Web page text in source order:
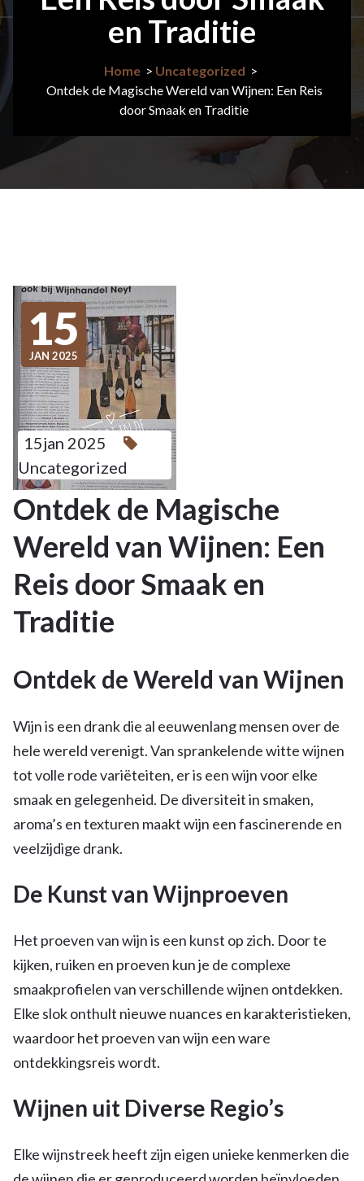
en Traditie
Home > Uncategorized >
Ontdek de Magische Wereld van Wijnen: Een Reis
door Smaak en Traditie
15
JAN 2025
15jan 2025
Uncategorized
Ontdek de Magische
Wereld van Wijnen: Een
Reis door Smaak en
Traditie
Ontdek de Wereld van Wijnen
Wijn is een drank die al eeuwenlang mensen over de
hele wereld verenigt. Van sprankelende witte wijnen
tot volle rode variëteiten, er is een wijn voor elke
smaak en gelegenheid. De diversiteit in smaken,
aroma’s en texturen maakt wijn een fascinerende en
veelzijdige drank.
De Kunst van Wijnproeven
Het proeven van wijn is een kunst op zich. Door te
kijken, ruiken en proeven kun je de complexe
smaakprofielen van verschillende wijnen ontdekken.
Elke slok onthult nieuwe nuances en karakteristieken,
waardoor het proeven van wijn een ware
ontdekkingsreis wordt.
Wijnen uit Diverse Regio’s
Elke wijnstreek heeft zijn eigen unieke kenmerken die